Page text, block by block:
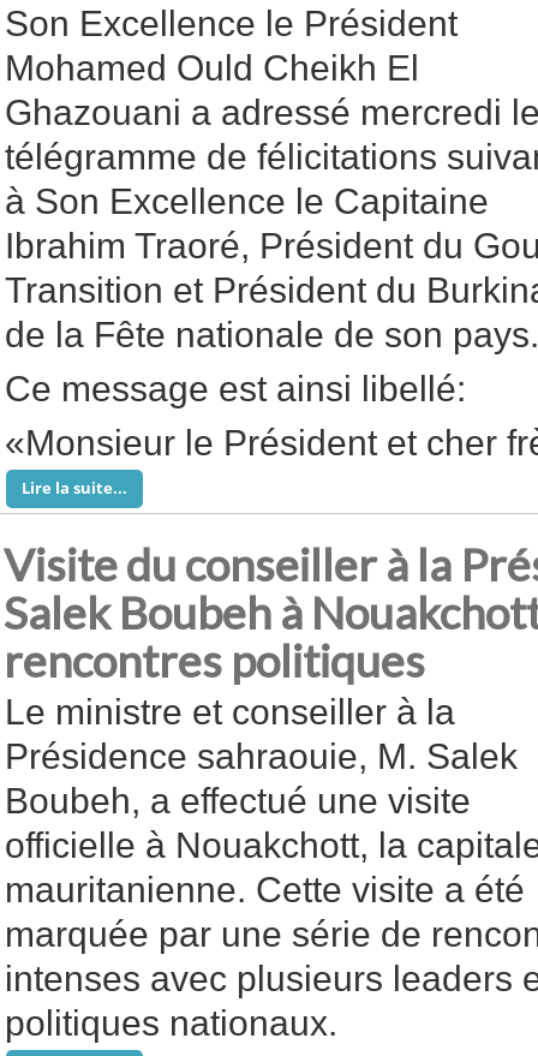
Son Excellence le Président
Mohamed Ould Cheikh El
Ghazouani a adressé mercredi
télégramme de félicitations
à Son Excellence le Capitaine
Ibrahim Traoré, Président du
Transition et Président du
de la Fête nationale de son pays.
Ce message est ainsi libellé:
«Monsieur le Président et cher
Lire la suite...
Visite du conseiller à la
Salek Boubeh à
rencontres politiques
Le ministre et conseiller à la
Présidence sahraouie, M. Salek
Boubeh, a effectué une visite
officielle à Nouakchott, la
mauritanienne. Cette visite a été
marquée par une série de
intenses avec plusieurs leaders
politiques nationaux.